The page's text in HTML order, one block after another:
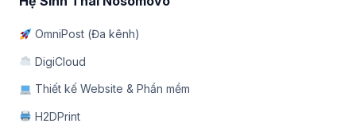
OmniPost (Đa kênh)
DigiCloud
Thiết kế Website & Phần mềm
H2DPrint